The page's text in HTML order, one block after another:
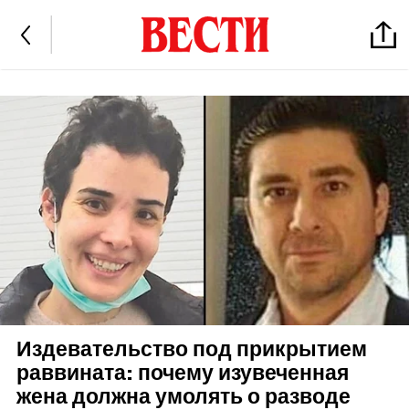
Издевательство под прикрытием
раввината: почему изувеченная
жена должна умолять о разводе